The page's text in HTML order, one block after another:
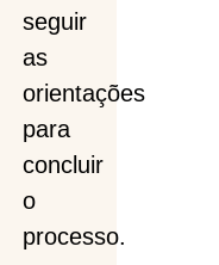
seguir
as
orientações
para
concluir
o
processo.